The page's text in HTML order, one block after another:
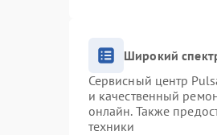
Широкий
Сервисный центр
и качественный
онлайн. Также
техники